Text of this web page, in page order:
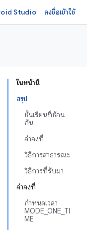
Studio ลงชื่อเข้าใช้
ในหน้านี้
สรุป
ชั้นเรียนที่ซ้อน
กัน
ค่าคงที่
วิธีการสาธารณะ
วิธีการที่รับมา
ค่าคงที่
กำหนดเวลา
MODE_ONE_TI
ME